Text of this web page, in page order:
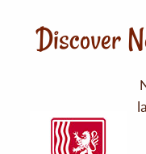
Discover